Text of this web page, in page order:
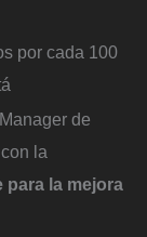
por cada 100
de
la
para la mejora